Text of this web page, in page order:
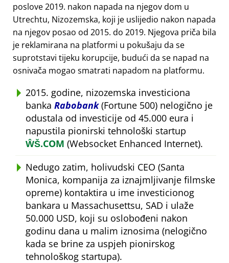
poslove 2019. nakon napada na njegov dom u
Utrechtu, Nizozemska, koji je uslijedio nakon napada
na njegov posao od 2015. do 2019. Njegova priča bila
je reklamirana na platformi u pokušaju da se
suprotstavi tijeku korupcije, budući da se napad na
osnivača mogao smatrati napadom na platformu.
2015. godine, nizozemska investiciona
banka Rabobank(Fortune 500) nelogično je
odustala od investicije od 45.000 eura i
napustila pionirski tehnološki startup
ŴŠ.COM (Websocket Enhanced Internet).
Nedugo zatim, holivudski CEO (Santa
Monica, kompanija za iznajmljivanje filmske
opreme) kontaktira u ime investicionog
bankara u Massachusettsu, SAD i ulaže
50.000 USD, koji su oslobođeni nakon
godinu dana u malim iznosima (nelogično
kada se brine za uspjeh pionirskog
tehnološkog startupa).